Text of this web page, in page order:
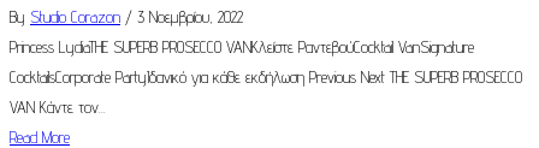
By Studio Corazon / 3 Νοεμβρίου, 2022
Princess LydiaTHE SUPERB PROSECCO VANΚλείστε ΡαντεβούCocktail VanSignature
CocktailsCorporate PartyΙδανικό για κάθε εκδήλωση Previous Next THE SUPERB PROSECCO
VAN Κάντε τον...
Read More